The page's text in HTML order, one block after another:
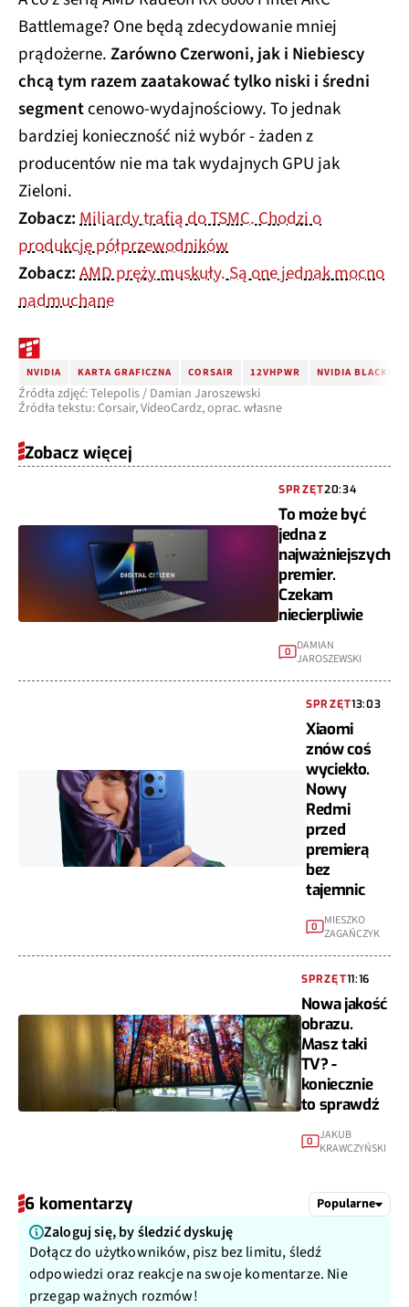
Battlemage? One będą zdecydowanie mniej
prądożerne.Zarówno Czerwoni, jak i Niebiescy
chcą tym razem zaatakować tylko niski i średni
segmentcenowo-wydajnościowy. To jednak
bardziej konieczność niż wybór - żaden z
producentów nie ma tak wydajnych GPU jak
Zieloni.
Zobacz:Miliardy trafią do TSMC. Chodzi o
produkcję półprzewodników
Zobacz:AMD pręży muskuły. Są one jednak mocno
nadmuchane
NVIDIA KARTA GRAFICZNA CORSAIR 12VHPWR NVIDIA
Źródła zdjęć: Telepolis / Damian Jaroszewski
Źródła tekstu: Corsair, VideoCardz, oprac. własne
Zobacz więcej
SPRZĘT20:34
To może być
jedna z
najważniejszych
premier.
Czekam
niecierpliwie
0
DAMIAN
JAROSZEWSKI
SPRZĘT13:03
Xiaomi
znów coś
wyciekło.
Nowy
Redmi
przed
premierą
bez
tajemnic
0
MIESZKO
ZAGAŃCZYK
SPRZĘT11:16
Nowa jakość
obrazu.
Masz taki
TV? -
koniecznie
to sprawdź
0 JAKUB
KRAWCZYŃSKI
6 komentarzy Popularne
Zaloguj się, by śledzić dyskuję
Dołącz do użytkowników, pisz bez limitu, śledź
odpowiedzi oraz reakcje na swoje komentarze. Nie
przegap ważnych rozmów!